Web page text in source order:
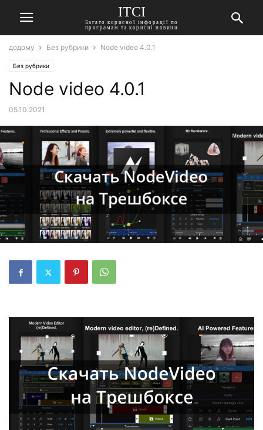
ITCI
Багато корисної інфорації по
програмам та корисні новини
додому Без рубрики Node video 4.0.1
Без рубрики
Node video 4.0.1
05.10.2021